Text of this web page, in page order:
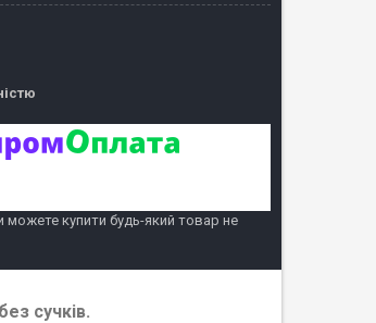
можете купити будь-який товар не
сучків.